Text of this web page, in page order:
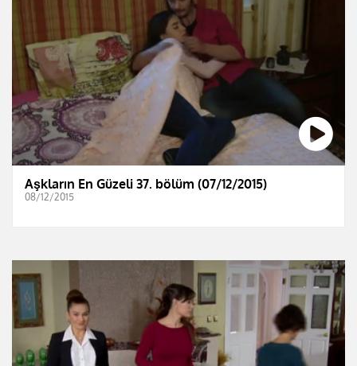
Aşkların En Güzeli 37. bölüm (07/12/2015)
08/12/2015